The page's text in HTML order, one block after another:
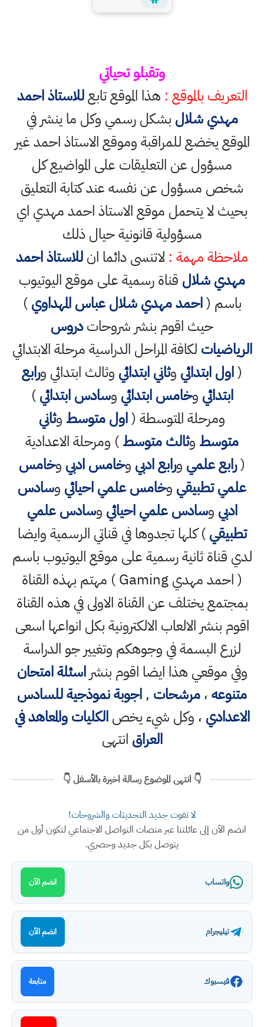
وتقبلو تحياتي
التعريف بالموقع : هذا الموقع تابعللاستاذ احمد
مهدي شلال بشكل رسمي وكل ما ينشر في
الموقع يخضع للمراقبة وموقع الاستاذ احمد غير
مسؤول عن التعليقات على المواضيع كل
شخص مسؤول عن نفسه عند كتابة التعليق
بحيث لا يتحمل موقع الاستاذ احمد مهدي اي
مسؤولية قانونية حيال ذلك
ملاحظة مهمة : لاتنسى دائما انللاستاذ احمد
مهدي شلال قناة رسمية على موقع اليوتيوب
باسم (احمد مهدي شلال عباس المهداوي)
حيث اقوم بنشر شروحاتدروس
الرياضيات لكافة المراحل الدراسية مرحلة الابتدائي
(اول ابتدائي وثاني ابتدائي وثالث ابتدائي ورابع
ابتدائي وخامس ابتدائي وسادس ابتدائي)
ومرحلة المتوسطة (اول متوسط وثاني
متوسط وثالث متوسط) ومرحلة الاعدادية
(رابع علمي ورابع ادبي وخامس ادبي وخامس
علمي تطبيقي وخامس علمي احيائي وسادس
ادبي وسادس علمي احيائي وسادس علمي
تطبيقي) كلها تجدوها في قناتي الرسمية وايضا
لدي قناة ثانية رسمية على موقع اليوتيوب باسم
( احمد مهدي Gaming ) مهتم بهذه القناة
بمجتمع يختلف عن القناة الاولى في هذه القناة
اقوم بنشر الالعاب الالكترونية بكل انواعها اسعى
لزرع البسمة في وجوهكم وتغيير جو الدراسة
وفي موقعي هذا ايضا اقوم بنشراسئلة امتحان
متنوعه،مرشحات ,اجوبة نموذجية للسادس
الاعدادي ، وكل شيء يخصالكليات والمعاهد في
العراق انتهى
👇 انتهى الموضوع رسالة اخيرة بالأسفل 👇
لا تفوت جديد التحديثات والشروحات!
انضم الآن إلى عائلتنا عبر منصات التواصل الاجتماعي لتكون أول من
يتوصل بكل جديد وحصري.
واتساب انضم الآن
تيليجرام انضم الآن
فيسبوك متابعة